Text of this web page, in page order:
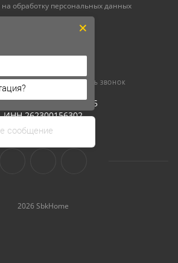
обработку персональных данных
500-52-16 ЗАКАЗАТЬ ЗВОНОК
304264520800165
ИНН 262300156302
2026 SbkHome
сообщение